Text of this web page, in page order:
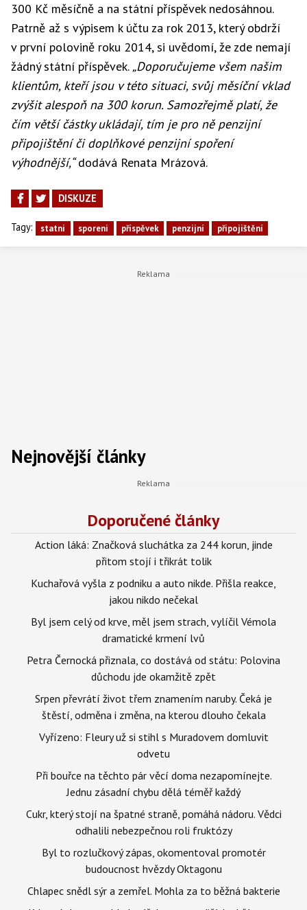
300 Kč měsíčně a na státní příspěvek nedosáhnou.
Patrně až s výpisem k účtu za rok 2013, který obdrží
v první polovině roku 2014, si uvědomí, že zde nemají
žádný státní příspěvek. „Doporučujeme všem našim
klientům, kteří jsou v této situaci, svůj měsíční vklad
zvýšit alespoň na 300 korun. Samozřejmě platí, že
čím větší částky ukládají, tím je pro ně penzijní
připojištění či doplňkové penzijní spoření
výhodnější,“dodává Renata Mrázová.
DISKUZE
Tagy: statni sporeni příspěvek penzijní připojištění
Nejnovější články
Doporučené články
Action láká: Značková sluchátka za 244 korun, jinde
přitom stojí i třikrát tolik
Kuchařová vyšla z podniku a auto nikde. Přišla reakce,
jakou nikdo nečekal
Byl jsem celý od krve, měl jsem strach, vylíčil Vémola
dramatické krmení lvů
Petra Černocká přiznala, co dostává od státu: Polovina
důchodu jde okamžitě zpět
Srpen převrátí život třem znamením naruby. Čeká je
štěstí, odměna i změna, na kterou dlouho čekala
Vyřízeno: Fleury už si stihl s Muradovem domluvit
odvetu
Při bouřce na těchto pár věcí doma nezapomínejte.
Jednu zásadní chybu dělá téměř každý
Cukr, který stojí na špatné straně, pomáhá nádoru. Vědci
odhalili nebezpečnou roli fruktózy
Byl to rozlučkový zápas, okomentoval promotér
budoucnost hvězdy Oktagonu
Chlapec snědl sýr a zemřel. Mohla za to běžná bakterie